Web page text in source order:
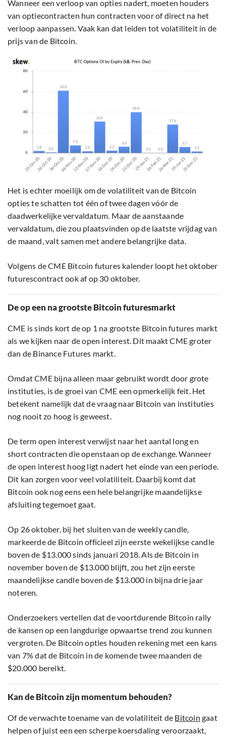
Wanneer een verloop van opties nadert, moeten houders
van optiecontracten hun contracten voor of direct na het
verloop aanpassen. Vaak kan dat leiden tot volatiliteit in de
prijs van de Bitcoin.
Het is echter moeilijk om de volatiliteit van de Bitcoin
opties te schatten tot één of twee dagen vóór de
daadwerkelijke vervaldatum. Maar de aanstaande
vervaldatum, die zou plaatsvinden op de laatste vrijdag van
de maand, valt samen met andere belangrijke data.
Volgens de CME Bitcoin futures kalender loopt het oktober
futurescontract ook af op 30 oktober.
De op een na grootste Bitcoin futuresmarkt
CME is sinds kort de op 1 na grootste Bitcoin futures markt
als we kijken naar de open interest. Dit maakt CME groter
dan de Binance Futures markt.
Omdat CME bijna alleen maar gebruikt wordt door grote
instituties, is de groei van CME een opmerkelijk feit. Het
betekent namelijk dat de vraag naar Bitcoin van instituties
nog nooit zo hoog is geweest.
De term open interest verwijst naar het aantal long en
short contracten die openstaan op de exchange. Wanneer
de open interest hoog ligt nadert het einde van een periode.
Dit kan zorgen voor veel volatiliteit. Daarbij komt dat
Bitcoin ook nog eens een hele belangrijke maandelijkse
afsluiting tegemoet gaat.
Op 26 oktober, bij het sluiten van de weekly candle,
markeerde de Bitcoin officieel zijn eerste wekelijkse candle
boven de $13.000 sinds januari 2018. Als de Bitcoin in
november boven de $13.000 blijft, zou het zijn eerste
maandelijkse candle boven de $13.000 in bijna drie jaar
noteren.
Onderzoekers vertellen dat de voortdurende Bitcoin rally
de kansen op een langdurige opwaartse trend zou kunnen
vergroten. De Bitcoin opties houden rekening met een kans
van 7% dat de Bitcoin in de komende twee maanden de
$20.000 bereikt.
Kan de Bitcoin zijn momentum behouden?
Of de verwachte toename van de volatiliteit de Bitcoin gaat
helpen of juist een een scherpe koersdaling veroorzaakt,